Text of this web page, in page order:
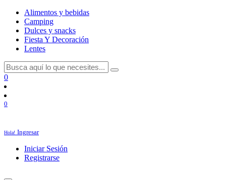
Alimentos y bebidas
Camping
Dulces y snacks
Fiesta Y Decoración
Lentes
0
0
Hola! Ingresar
Iniciar Sesión
Registrarse